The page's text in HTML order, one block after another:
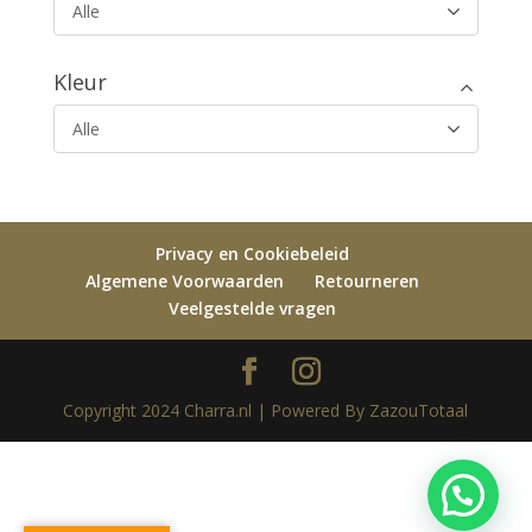
Alle
Kleur
Alle
Privacy en Cookiebeleid
Algemene Voorwaarden
Retourneren
Veelgestelde vragen
Copyright 2024 Charra.nl | Powered By ZazouTotaal